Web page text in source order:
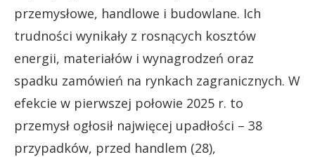
przemysłowe, handlowe i budowlane. Ich
trudności wynikały z rosnących kosztów
energii, materiałów i wynagrodzeń oraz
spadku zamówień na rynkach zagranicznych. W
efekcie w pierwszej połowie 2025 r. to
przemysł ogłosił najwięcej upadłości – 38
przypadków, przed handlem (28),